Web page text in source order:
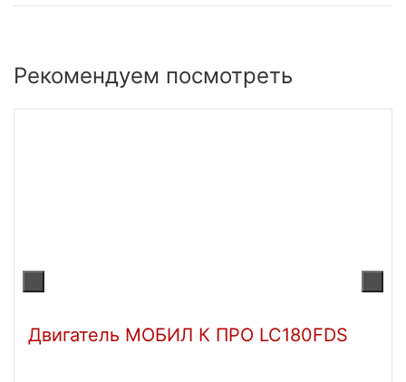
Рекомендуем посмотреть
Двигатель МОБИЛ К ПРО LC180FDS